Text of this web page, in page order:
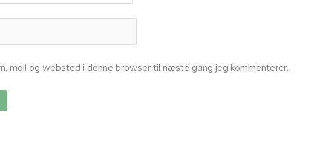
mail og websted i denne browser til næste gang jeg kommenterer.